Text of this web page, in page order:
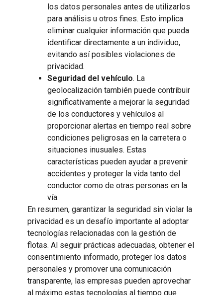
los datos personales antes de utilizarlos
para análisis u otros fines. Esto implica
eliminar cualquier información que pueda
identificar directamente a un individuo,
evitando así posibles violaciones de
privacidad.
Seguridad del vehículo. La
geolocalización también puede contribuir
significativamente a mejorar la seguridad
de los conductores y vehículos al
proporcionar alertas en tiempo real sobre
condiciones peligrosas en la carretera o
situaciones inusuales. Estas
características pueden ayudar a prevenir
accidentes y proteger la vida tanto del
conductor como de otras personas en la
vía.
En resumen, garantizar la seguridad sin violar la
privacidad es un desafío importante al adoptar
tecnologías relacionadas con la gestión de
flotas. Al seguir prácticas adecuadas, obtener el
consentimiento informado, proteger los datos
personales y promover una comunicación
transparente, las empresas pueden aprovechar
al máximo estas tecnologías al tiempo que